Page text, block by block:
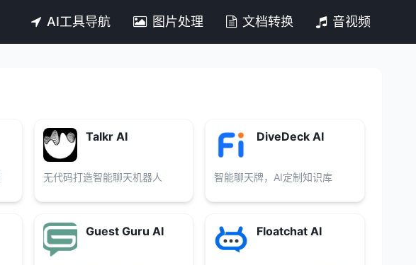
AI工具导航 图片处理 文档转换 音视频
Talkr AI
无代码打造智能聊天机器人
DiveDeck AI
智能聊天牌，AI定制知识库
Guest Guru AI Floatchat AI